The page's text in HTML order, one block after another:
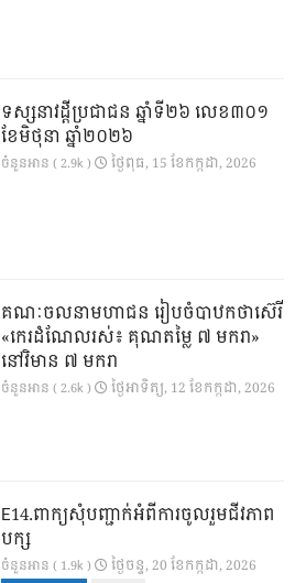
ទស្សនាវដ្ដីប្រជាជន ឆ្នាំទី២៦ លេខ៣០១
ខែមិថុនា ឆ្នាំ២០២៦
ចំនួនអាន ( 2.9k ) ថ្ងៃ​ពុធ, 15 ខែ​កក្កដា, 2026
គណៈចលនាមហាជន រៀបចំបាឋកថាស៊េរី
«កេរដំណែលរស់៖ គុណតម្លៃ ៧ មករា»
នៅវិមាន ៧ មករា
ចំនួនអាន ( 2.6k ) ថ្ងៃ​អាទិត្យ, 12 ខែ​កក្កដា, 2026
E14.ពាក្យសុំបញ្ជាក់អំពីការចូលរួមជីវភាព
បក្ស
ចំនួនអាន ( 1.9k ) ថ្ងៃ​ចន្ទ, 20 ខែ​កក្កដា, 2026